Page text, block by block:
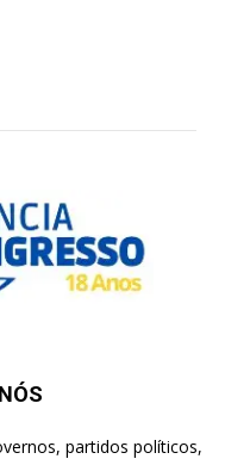
partidos políticos,